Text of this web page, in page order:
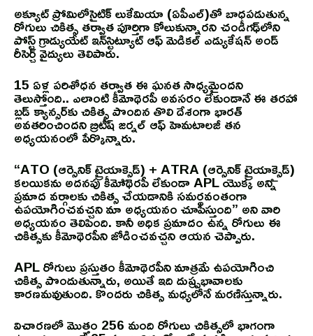
అక్యూట్ ప్రోమిలోసైటిక్ లుకేమియా (ఏపీఎల్)తో బాధపడుతున్న
రోగులు చికిత్స తర్వాత పూర్తిగా కోలుకున్నారని చండీగఢ్‌లోని
పోస్ట్ గ్రాడ్యుయేట్ ఇన్‌స్టిట్యూట్ ఆఫ్ మెడికల్ ఎడ్యుకేషన్ అండ్
రీసెర్చ్ వైద్యులు తెలిపారు.
15 ఏళ్ల పరిశోధన తర్వాత ఈ ఘనత సాధ్యమైందని
తెలుస్తోంది.. ఎలాంటి కీమోథెరపీ అవసరం లేకుండానే ఈ తరహా
బ్లడ్ క్యాన్సర్‌కు చికిత్స పొందిన తొలి దేశంగా భారత్‌
అవతరించిందని బ్రిటీష్ జర్నల్ ఆఫ్ హెమటాలజీ తన
అధ్యయనంలో పేర్కొన్నారు.
“ATO (ఆర్సెనిక్ ట్రైయాక్సైడ్) + ATRA (ఆర్సెనిక్ ట్రైయాక్సైడ్)
కలయికను అదనపు కీమోథెరపీ లేకుండా APL యొక్క అన్ని
ప్రమాద వర్గాలకు చికిత్స చేయడానికి సమర్థవంతంగా
ఉపయోగించవచ్చని మా అధ్యయనం చూపిస్తుంది” అని వారి
అధ్యయనం తెలిపింది. కానీ అధిక ప్రమాదం ఉన్న రోగులు ఈ
చికిత్సకు కీమోథెరపీని జోడించవచ్చని ఆయన చెప్పారు.
APL రోగులు ప్రస్తుతం కీమోథెరపీని మాత్రమే ఉపయోగించి
చికిత్స పొందుతున్నారు, అయితే ఇది దుష్ప్రభావాలకు
కారణమవుతుంది. కొందరు చికిత్స మధ్యలోనే మరణిస్తున్నారు.
విచారణలో మొత్తం 256 మంది రోగులు చికిత్సలో భాగంగా